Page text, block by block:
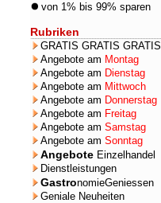
von 1% bis 99% sparen
Rubriken
GRATIS GRATIS GRATIS
Angebote am Montag
Angebote am Dienstag
Angebote am Mittwoch
Angebote am Donnerstag
Angebote am Freitag
Angebote am Samstag
Angebote am Sonntag
Angebote Einzelhandel
Dienstleistungen
GastronomieGeniessen
Geniale Neuheiten